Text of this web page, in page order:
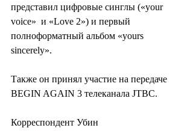
представил цифровые синглы («your
voice»  и «Love 2») и первый
полноформатный альбом «yours
sincerely».
Также он принял участие на передаче
BEGIN AGAIN 3 телеканала JTBC.
Корреспондент Убин